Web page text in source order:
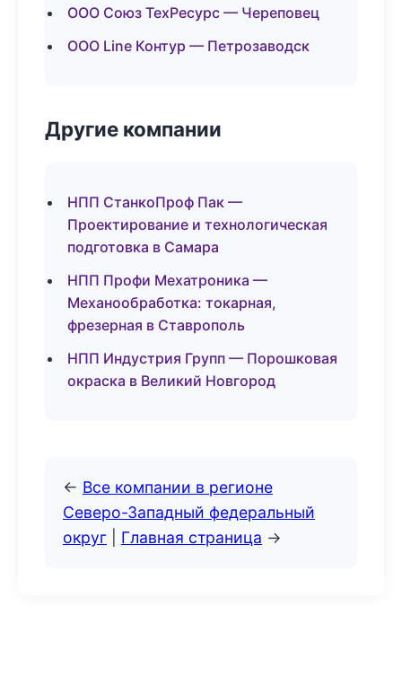
ООО Союз ТехРесурс — Череповец
ООО Line Контур — Петрозаводск
Другие компании
НПП СтанкоПроф Пак —
Проектирование и технологическая
подготовка в Самара
НПП Профи Мехатроника —
Механообработка: токарная,
фрезерная в Ставрополь
НПП Индустрия Групп — Порошковая
окраска в Великий Новгород
← Все компании в регионе
Северо-Западный федеральный
округ
Главная страница →